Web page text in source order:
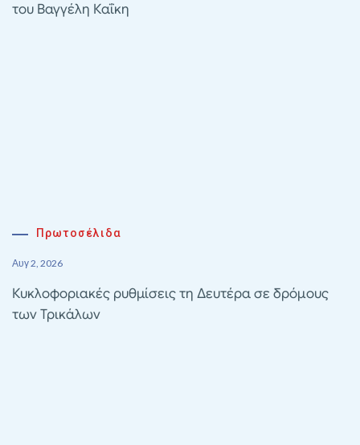
του Βαγγέλη Καΐκη
Πρωτοσέλιδα
Αυγ 2, 2026
Κυκλοφοριακές ρυθμίσεις τη Δευτέρα σε δρόμους
των Τρικάλων